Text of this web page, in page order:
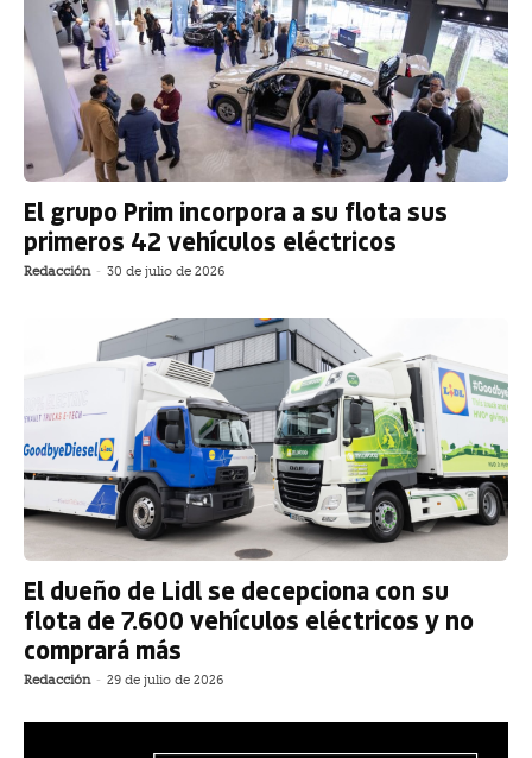
El grupo Prim incorpora a su flota sus
primeros 42 vehículos eléctricos
Redacción - 30 de julio de 2026
El dueño de Lidl se decepciona con su
flota de 7.600 vehículos eléctricos y no
comprará más
Redacción - 29 de julio de 2026